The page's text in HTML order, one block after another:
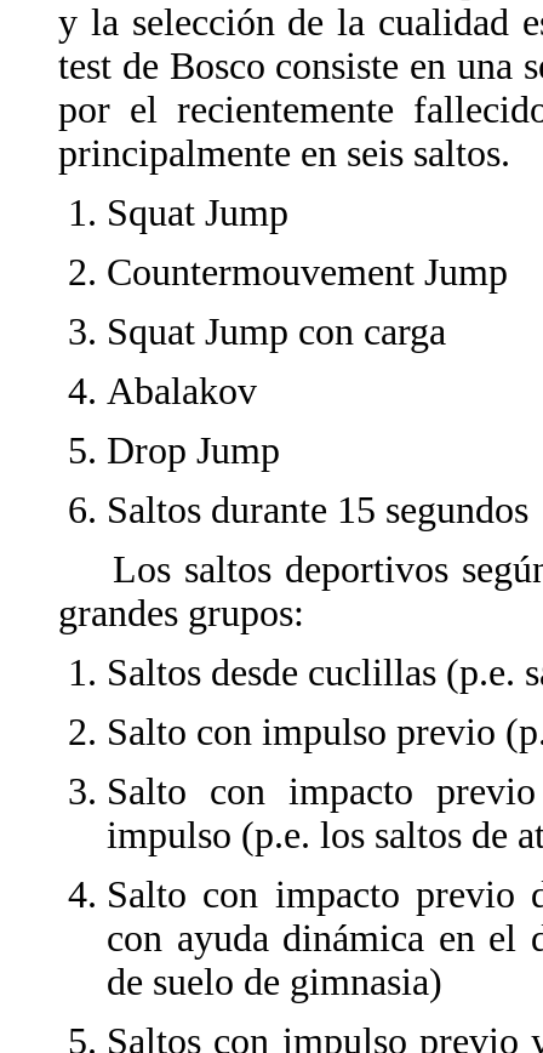
y la selección de la cualidad
test de Bosco consiste en una
por el recientemente
principalmente en seis saltos.
Squat Jump
Countermouvement Jump
Squat Jump con carga
Abalakov
Drop Jump
Saltos durante 15 segundos
Los saltos deportivos
grandes grupos:
Saltos desde cuclillas (p.e.
Salto con impulso previo
Salto con impacto
impulso (p.e. los saltos de
Salto con impacto previo
con ayuda dinámica en el
de suelo de gimnasia)
Saltos con impulso previo